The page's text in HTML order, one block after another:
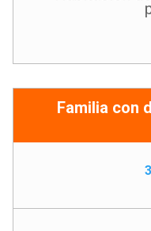
Familia con